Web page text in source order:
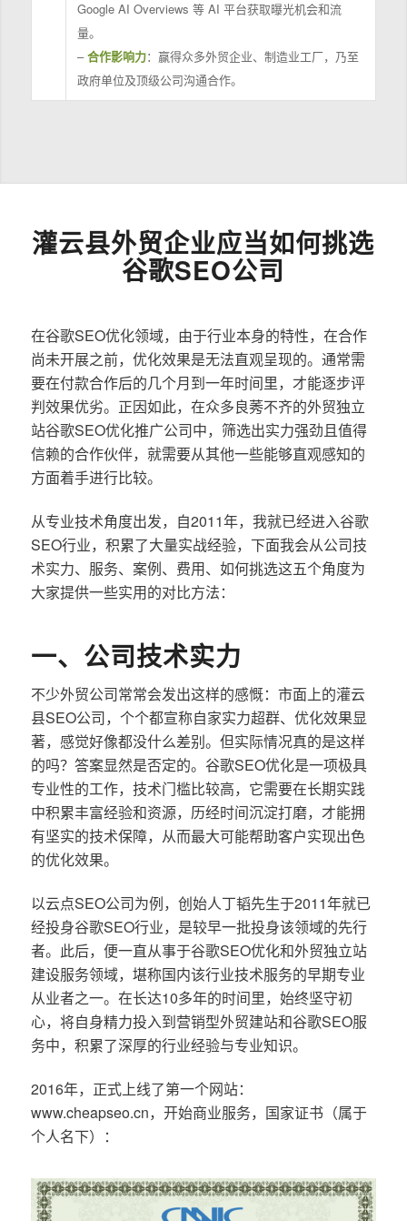
Google AI Overviews 等 AI 平台获取曝光机会和流
量。
–合作影响力：赢得众多外贸企业、制造业工厂，乃至
政府单位及顶级公司沟通合作。
灌云县外贸企业应当如何挑选
谷歌SEO公司
在谷歌SEO优化领域，由于行业本身的特性，在合作
尚未开展之前，优化效果是无法直观呈现的。通常需
要在付款合作后的几个月到一年时间里，才能逐步评
判效果优劣。正因如此，在众多良莠不齐的外贸独立
站谷歌SEO优化推广公司中，筛选出实力强劲且值得
信赖的合作伙伴，就需要从其他一些能够直观感知的
方面着手进行比较。
从专业技术角度出发，自2011年，我就已经进入谷歌
SEO行业，积累了大量实战经验，下面我会从公司技
术实力、服务、案例、费用、如何挑选这五个角度为
大家提供一些实用的对比方法：
一、公司技术实力
不少外贸公司常常会发出这样的感慨：市面上的灌云
县SEO公司，个个都宣称自家实力超群、优化效果显
著，感觉好像都没什么差别。但实际情况真的是这样
的吗？答案显然是否定的。谷歌SEO优化是一项极具
专业性的工作，技术门槛比较高，它需要在长期实践
中积累丰富经验和资源，历经时间沉淀打磨，才能拥
有坚实的技术保障，从而最大可能帮助客户实现出色
的优化效果。
以云点SEO公司为例，创始人丁韬先生于2011年就已
经投身谷歌SEO行业，是较早一批投身该领域的先行
者。此后，便一直从事于谷歌SEO优化和外贸独立站
建设服务领域，堪称国内该行业技术服务的早期专业
从业者之一。在长达10多年的时间里，始终坚守初
心，将自身精力投入到营销型外贸建站和谷歌SEO服
务中，积累了深厚的行业经验与专业知识。
2016年，正式上线了第一个网站：
www.cheapseo.cn，开始商业服务，国家证书（属于
个人名下）：